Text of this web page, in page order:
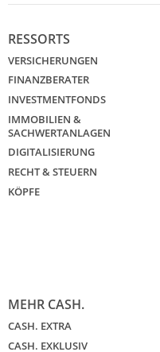
RESSORTS
VERSICHERUNGEN
FINANZBERATER
INVESTMENTFONDS
IMMOBILIEN &
SACHWERTANLAGEN
DIGITALISIERUNG
RECHT & STEUERN
KÖPFE
MEHR CASH.
CASH. EXTRA
CASH. EXKLUSIV